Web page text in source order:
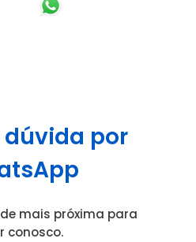
dúvida por
mais próxima para
conosco.